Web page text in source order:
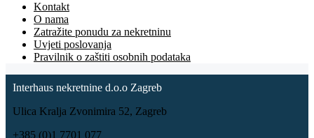
Kontakt
O nama
Zatražite ponudu za nekretninu
Uvjeti poslovanja
Pravilnik o zaštiti osobnih podataka
Interhaus nekretnine d.o.o Zagreb
Ulica Kralja Zvonimira 52, Zagreb
+385 (0)1 7701 077